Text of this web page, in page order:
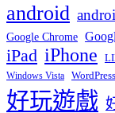
android
Google Chrome
iPad iPhone
Windows Vista
好玩遊戲